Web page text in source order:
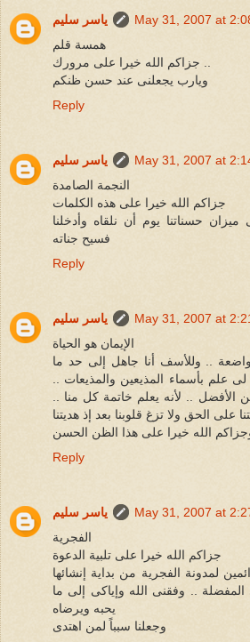
ياسر سليم
May 31, 2007 at
همسة قلم
ويارب يجعلنى عند حسن ظنكم
Reply
ياسر سليم
May 31, 2007 at
النجمة الصامدة
جزاكم الله خيرا على هذه الكلمات
حسناتنا يوم أن نلقاه وأدخلنا
فسيح جناته
Reply
ياسر سليم
May 31, 2007 at
الإيمان هو الحياة
.. وللأسف أنا جاهل إلى حد ما
علم بأسماء المذيعين والمذيعات ..
الأفضل .. لأنه يعلم خاتمة كل منا ..
على الحق ولا تزغ قلوبنا بعد إذ هديتنا
الله خيرا على هذا الظن الحسن
Reply
ياسر سليم
May 31, 2007 at
الفجرية
جزاكم الله خيرا على تلبية الدعوة
لمدونة الفجرية من بداية إنشائها
.. وفقنى الله وإياكى إلى ما
يحبه ويرضاه
وجعلنا سبباً لمن اهتدى